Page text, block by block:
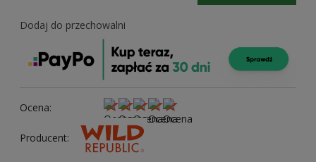
Dodaj do przechowalni
Ocena:
Producent: